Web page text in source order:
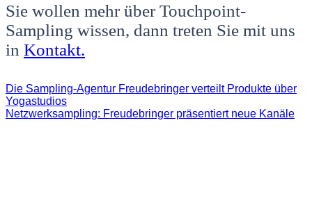
Sie wollen mehr über Touchpoint-
Sampling wissen, dann treten Sie mit uns
in Kontakt.
Die Sampling-Agentur Freudebringer verteilt Produkte über
Yogastudios
Netzwerksampling: Freudebringer präsentiert neue Kanäle